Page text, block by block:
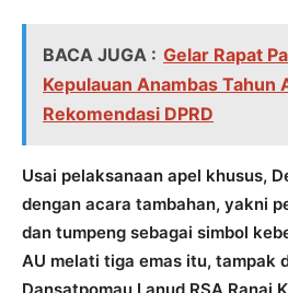
BACA JUGA : Gelar Rapat
Kepulauan Anambas Tahun
Rekomendasi DPRD
Usai pelaksanaan apel khusus,
dengan acara tambahan, yakni
dan tumpeng sebagai simbol
AU melati tiga emas itu, tampak